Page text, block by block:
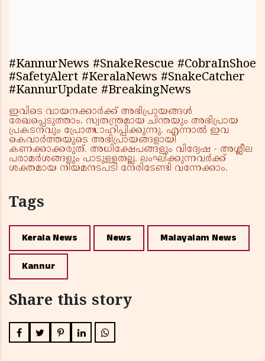
#KannurNews #SnakeRescue #CobraInShoe
#SafetyAlert #KeralaNews #SnakeCatcher
#KannurUpdate #BreakingNews
ഇവിടെ വായനക്കാർക്ക് അഭിപ്രായങ്ങൾ
രേഖപ്പെടുത്താം. സ്വതന്ത്രമായ ചിന്തയും അഭിപ്രായ
പ്രകടനവും പ്രോത്സാഹിപ്പിക്കുന്നു. എന്നാൽ ഇവ
കെവാർത്തയുടെ അഭിപ്രായങ്ങളായി
കണക്കാക്കരുത്. അധിക്ഷേപങ്ങളും വിദ്വേഷ - അശ്ലീല
പരാമർശങ്ങളും പാടുള്ളതല്ല. ലംഘിക്കുന്നവർക്ക്
ശക്തമായ നിയമനടപടി നേരിടേണ്ടി വന്നേക്കാം.
Tags
Kerala News News Malayalam News
Kannur
Share this story